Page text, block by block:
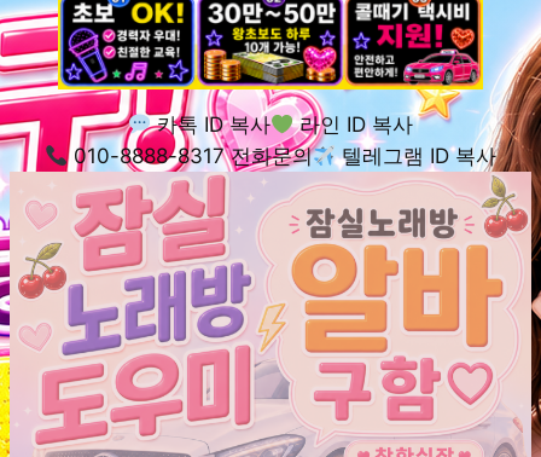
카톡 ID 복사
라인 ID 복사
010-8888-8317 전화문의
텔레그램 ID 복사